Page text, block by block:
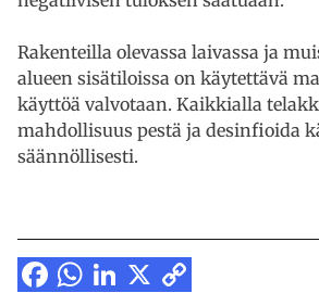
Rakenteilla olevassa laivassa ja
alueen sisätiloissa on käytettävä
käyttöä valvotaan. Kaikkialla
mahdollisuus pestä ja desinfioida
säännöllisesti.